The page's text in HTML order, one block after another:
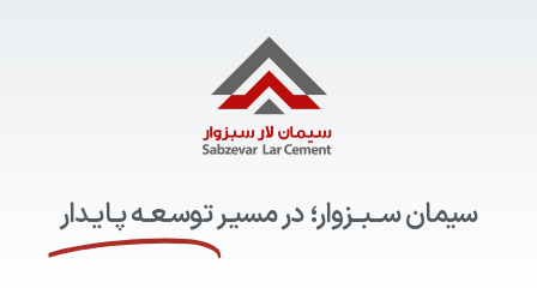
سیمان ســبــزوار؛ در مسیـرتوسـعـه پـایـدار